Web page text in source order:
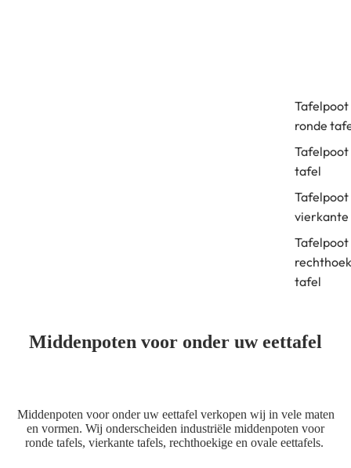
Tafelpoot
ronde
Tafelpoot
tafel
Tafelpoot
Tafelpoot
tafel
Middenpoten voor onder uw eettafel
Middenpoten voor onder uw eettafel verkopen wij in vele maten
en vormen. Wij onderscheiden industriële middenpoten voor
ronde tafels, vierkante tafels, rechthoekige en ovale eettafels.